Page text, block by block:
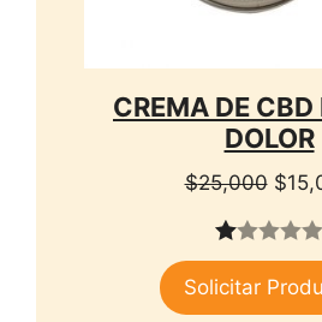
CREMA DE CBD
DOLOR
$25,000 El
$
1.
00
Solicitar